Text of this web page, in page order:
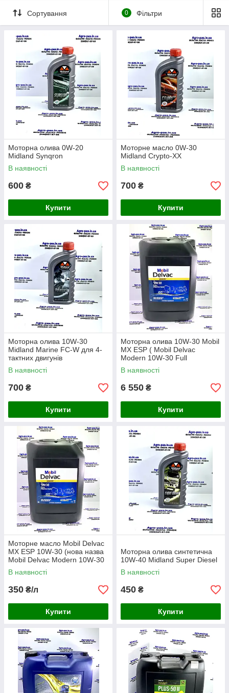
Сортування 0 Фільтри
Моторна олива 0W-20
Midland Synqron
В наявності
600 ₴
Купити
Моторне масло 0W-30
Midland Crypto-XX
В наявності
700 ₴
Купити
Моторна олива 10W-30
Midland Marine FC-W для 4-
тактних двигунів
В наявності
700 ₴
Купити
Моторна олива 10W-30 Mobil
MX ESP ( Mobil Delvac
Modern 10W-30 Full
Protection )
В наявності
6 550 ₴
Купити
Моторне масло Mobil Delvac
MX ESP 10W-30 (нова назва
Mobil Delvac Modern 10W-30
Full Protection )
В наявності
350 ₴/л
Купити
Моторна олива синтетична
10W-40 Midland Super Diesel
В наявності
450 ₴
Купити